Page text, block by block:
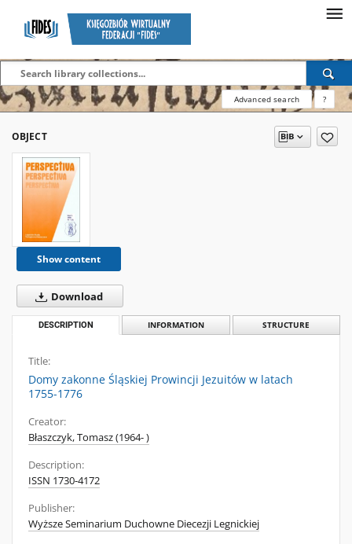
Advanced search ?
OBJECT
Show content
Download
DESCRIPTION INFORMATION STRUCTURE
Title:
Domy zakonne Śląskiej Prowincji Jezuitów w latach
1755-1776
Creator:
Błaszczyk, Tomasz (1964- )
Description:
ISSN 1730-4172
Publisher:
Wyższe Seminarium Duchowne Diecezji Legnickiej